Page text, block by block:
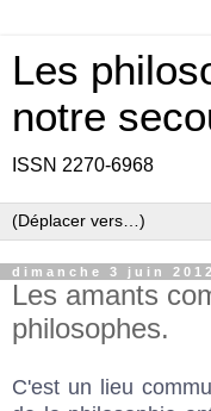
Les
notre
ISSN 2270-6968
dimanche 3 juin 2012
Les amants
philosophes.
C'est un lieu